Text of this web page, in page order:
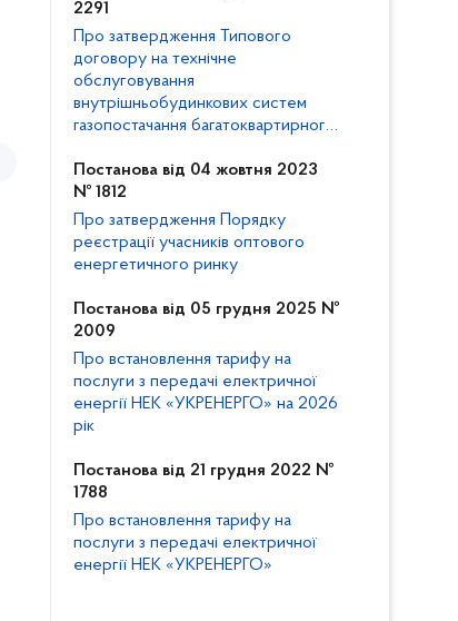
2291
Про затвердження Типового
договору на технічне
обслуговування
внутрішньобудинкових систем
газопостачання багатоквартирного
Кодексу газорозподільних систем
Постанова від 04 жовтня 2023
№ 1812
Про затвердження Порядку
реєстрації учасників оптового
енергетичного ринку
Постанова від 05 грудня 2025 №
2009
Про встановлення тарифу на
послуги з передачі електричної
енергії НЕК «УКРЕНЕРГО» на 2026
рік
Постанова від 21 грудня 2022 №
1788
Про встановлення тарифу на
послуги з передачі електричної
енергії НЕК «УКРЕНЕРГО»